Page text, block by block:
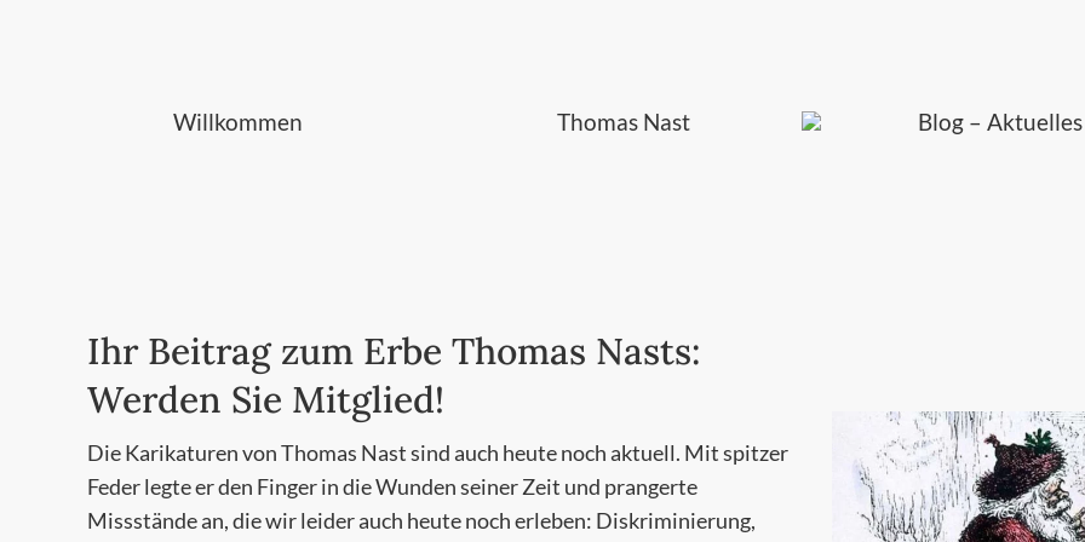
Willkommen Thomas Nast Blog – Aktuelles
Ihr Beitrag zum Erbe Thomas Nasts:
Werden Sie Mitglied!
Die Karikaturen von Thomas Nast sind auch heute noch aktuell. Mit spitzer
Feder legte er den Finger in die Wunden seiner Zeit und prangerte
Missstände an, die wir leider auch heute noch erleben: Diskriminierung,